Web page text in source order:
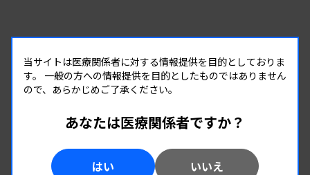
人気の記事
当サイトは医療関係者に対する情報提供を目的としておりま
す。 一般の方への情報提供を目的としたものではありません
ので、あらかじめご了承ください。
あなたは医療関係者ですか？
はい いいえ